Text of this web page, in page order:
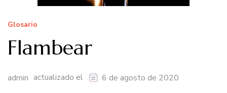
Glosario
Flambear
admin actualizado el 6 de agosto de 2020